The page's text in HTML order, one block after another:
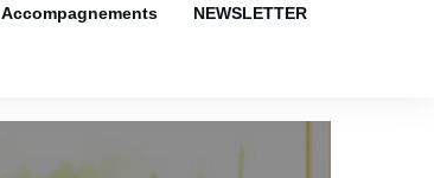
Accompagnements NEWSLETTER